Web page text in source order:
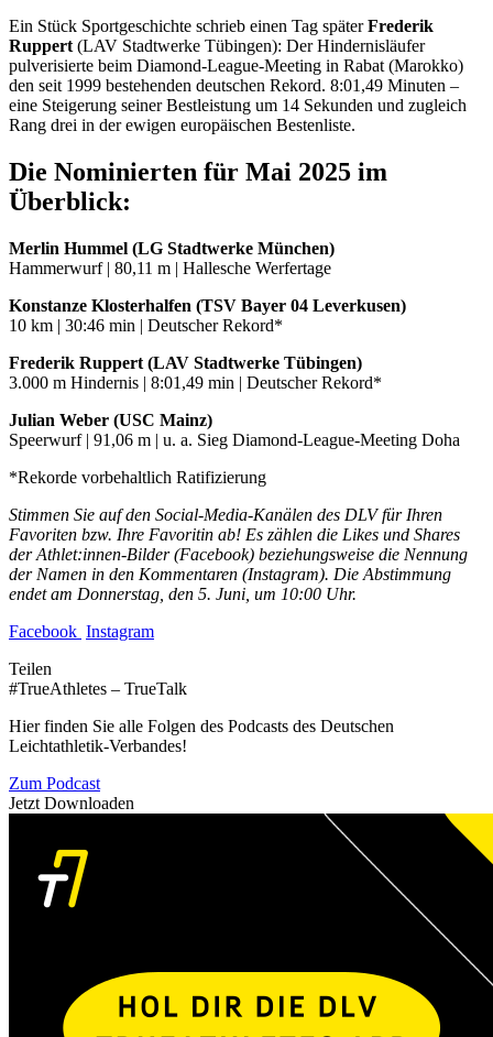
Ein Stück Sportgeschichte schrieb einen Tag späterFrederik
Ruppert(LAV Stadtwerke Tübingen): Der Hindernisläufer
pulverisierte beim Diamond-League-Meeting in Rabat (Marokko)
den seit 1999 bestehenden deutschen Rekord. 8:01,49 Minuten –
eine Steigerung seiner Bestleistung um 14 Sekunden und zugleich
Rang drei in der ewigen europäischen Bestenliste.
Die Nominierten für Mai 2025 im
Überblick:
Merlin Hummel (LG Stadtwerke München)
Hammerwurf | 80,11 m | Hallesche Werfertage
Konstanze Klosterhalfen (TSV Bayer 04 Leverkusen)
10 km | 30:46 min | Deutscher Rekord*
Frederik Ruppert (LAV Stadtwerke Tübingen)
3.000 m Hindernis | 8:01,49 min | Deutscher Rekord*
Julian Weber (USC Mainz)
Speerwurf | 91,06 m | u. a. Sieg Diamond-League-Meeting Doha
*Rekorde vorbehaltlich Ratifizierung
Stimmen Sie auf den Social-Media-Kanälen des DLV für Ihren
Favoriten bzw. Ihre Favoritin ab! Es zählen die Likes und Shares
der Athlet:innen-Bilder (Facebook) beziehungsweise die Nennung
der Namen in den Kommentaren (Instagram). Die Abstimmung
endet am Donnerstag, den 5. Juni, um 10:00 Uhr.
Facebook Instagram
Teilen
#TrueAthletes – TrueTalk
Hier finden Sie alle Folgen des Podcasts des Deutschen
Leichtathletik-Verbandes!
Zum Podcast
Jetzt Downloaden